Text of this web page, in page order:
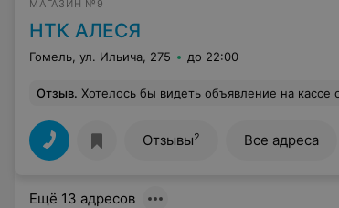
МАГАЗИН №9
НТК АЛЕСЯ
Гомель, ул. Ильича, 275 до 22:00
Отзыв. Хотелось бы видеть объявление на кассе о запрете продажи уксуса детям до 18 лет . Такое же как на запрет продажи спиртного и сигарет. На
Отзывы2 Все адреса
Ещё 13 адресов